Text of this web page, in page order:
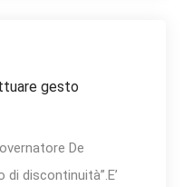
gesto
De
discontinuità”.E’